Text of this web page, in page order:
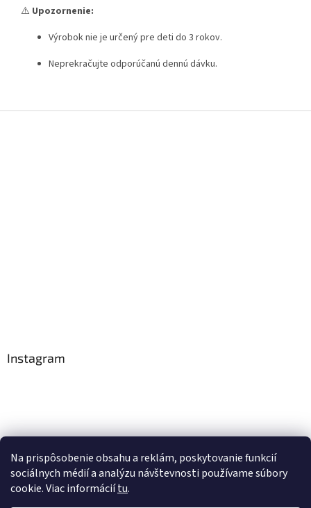
Na prispôsobenie obsahu a reklám, poskytovanie funkcií
sociálnych médií a analýzu návštevnosti používame súbory
cookie. Viac informáciítu.
⚠️ Upozornenie:
Výrobok nie je určený pre deti do 3 rokov.
Neprekračujte odporúčanú dennú dávku.
Instagram
Sledovať na Instagrame